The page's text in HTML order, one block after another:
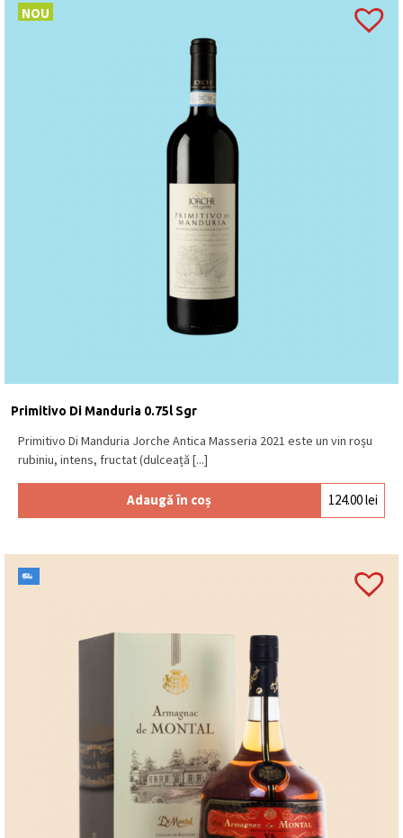
NOU
Primitivo Di Manduria 0.75l Sgr
Primitivo Di Manduria Jorche Antica Masseria 2021 este un vin roșu
rubiniu, intens, fructat (dulceață [...]
Adaugă în coș 124.00lei